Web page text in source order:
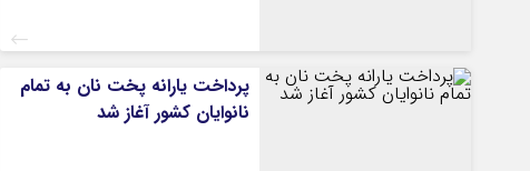
پرداخت یارانه پخت نان به تمام
نانوایان کشور آغاز شد